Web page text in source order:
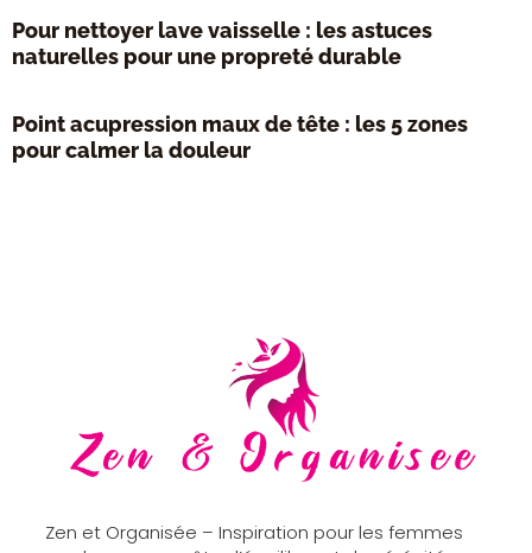
Pour nettoyer lave vaisselle : les astuces
naturelles pour une propreté durable
Point acupression maux de tête : les 5 zones
pour calmer la douleur
Zen et Organisée – Inspiration pour les femmes